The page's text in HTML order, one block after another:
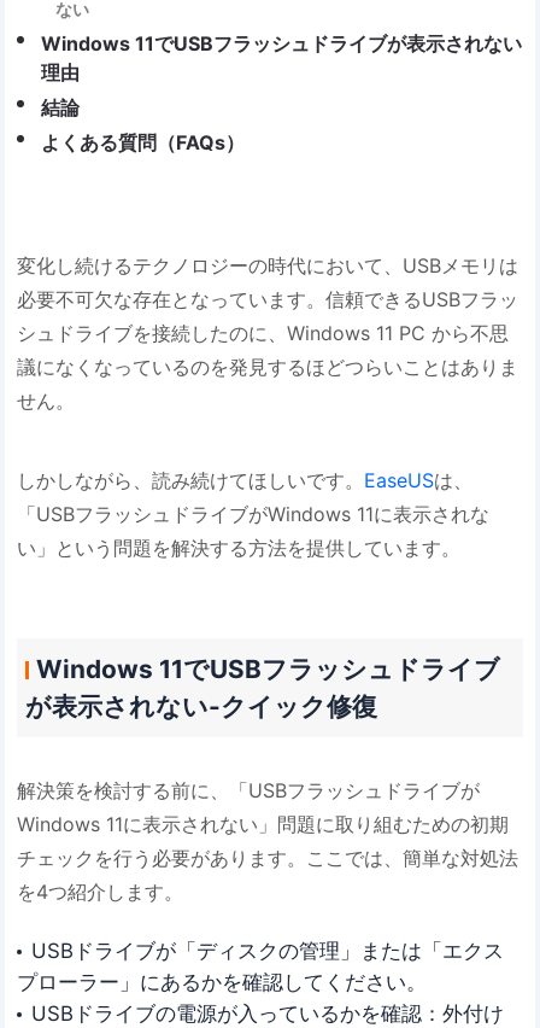
ない
Windows 11でUSBフラッシュドライブが表示されない
理由
結論
よくある質問（FAQs）
変化し続けるテクノロジーの時代において、USBメモリは
必要不可欠な存在となっています。信頼できるUSBフラッ
シュドライブを接続したのに、Windows 11 PC から不思
議になくなっているのを発見するほどつらいことはありま
せん。
しかしながら、読み続けてほしいです。 EaseUSは、
「USBフラッシュドライブがWindows 11に表示されな
い」という問題を解決する方法を提供しています。
Windows 11でUSBフラッシュドライブ
が表示されない-クイック修復
解決策を検討する前に、「USBフラッシュドライブが
Windows 11に表示されない」問題に取り組むための初期
チェックを行う必要があります。ここでは、簡単な対処法
を4つ紹介します。
USBドライブが「ディスクの管理」または「エクス
プローラー」にあるかを確認してください。
USBドライブの電源が入っているかを確認：外付け